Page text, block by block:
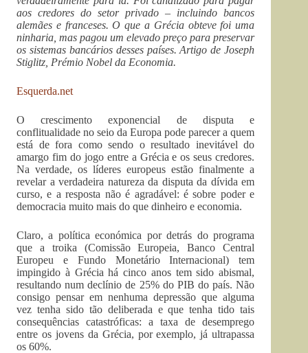
aos credores do setor privado – incluindo bancos
alemães e franceses. O que a Grécia obteve foi uma
ninharia, mas pagou um elevado preço para preservar
os sistemas bancários desses países. Artigo de Joseph
Stiglitz, Prémio Nobel da Economia.
Esquerda.net
O crescimento exponencial de disputa e
conflitualidade no seio da Europa pode parecer a quem
está de fora como sendo o resultado inevitável do
amargo fim do jogo entre a Grécia e os seus credores.
Na verdade, os líderes europeus estão finalmente a
revelar a verdadeira natureza da disputa da dívida em
curso, e a resposta não é agradável: é sobre poder e
democracia muito mais do que dinheiro e economia.
Claro, a política económica por detrás do programa
que a troika (Comissão Europeia, Banco Central
Europeu e Fundo Monetário Internacional) tem
impingido à Grécia há cinco anos tem sido abismal,
resultando num declínio de 25% do PIB do país. Não
consigo pensar em nenhuma depressão que alguma
vez tenha sido tão deliberada e que tenha tido tais
consequências catastróficas: a taxa de desemprego
entre os jovens da Grécia, por exemplo, já ultrapassa
os 60%.